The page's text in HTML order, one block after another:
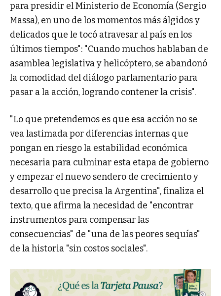
para presidir el Ministerio de Economía (Sergio
Massa), en uno de los momentos más álgidos y
delicados que le tocó atravesar al país en los
últimos tiempos": "Cuando muchos hablaban de
asamblea legislativa y helicóptero, se abandonó
la comodidad del diálogo parlamentario para
pasar a la acción, logrando contener la crisis".
"Lo que pretendemos es que esa acción no se
vea lastimada por diferencias internas que
pongan en riesgo la estabilidad económica
necesaria para culminar esta etapa de gobierno
y empezar el nuevo sendero de crecimiento y
desarrollo que precisa la Argentina", finaliza el
texto, que afirma la necesidad de "encontrar
instrumentos para compensar las
consecuencias" de "una de las peores sequías"
de la historia "sin costos sociales".